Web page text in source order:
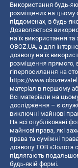
Використання будь-
розміщених на цьому
піддоменах, в будь-
Дозволяється
на їх використання
OBOZ.UA, а для
дозволу на їх
розміщення прямого,
гіперпосилання на
https://
матеріал в першому
Всі матеріали на
дослідження – є
виключні майнові
На всі опубліковані
майнові права, які
права та суміжні
дозволу ТОВ «Золота
підлягають
будь-якій формі.